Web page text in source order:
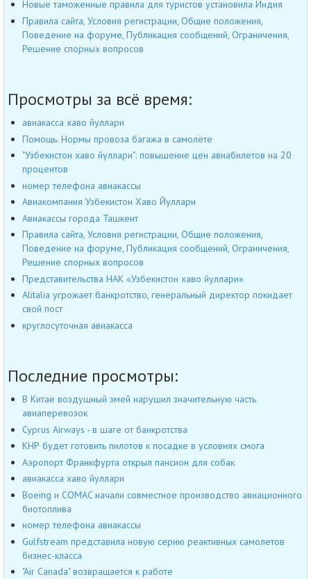
Новые таможенные правила для туристов установила Индия
Правила сайта, Условия регистрации, Общие положения,
Поведение на форуме, Публикация сообщений, Ограничения,
Решение спорных вопросов
Просмотры за всё время:
авиакасса хаво йуллари
Помощь. Нормы провоза багажа в самолёте
"Узбекистон хаво йуллари": повышение цен авиабилетов на 20
процентов
номер телефона авиакассы
Авиакомпания Узбекистон Хаво Йуллари
Авиакассы города Ташкент
Правила сайта, Условия регистрации, Общие положения,
Поведение на форуме, Публикация сообщений, Ограничения,
Решение спорных вопросов
Представительства НАК «Узбекистон хаво йуллари»
Alitalia угрожает банкротство, генеральный директор покидает
свой пост
круглосуточная авиакасса
Последние просмотры:
В Китае воздушный змей нарушил значительную часть
авиаперевозок
Cyprus Airways - в шаге от банкротства
КНР будет готовить пилотов к посадке в условиях смога
Аэропорт Франкфурта открыл пансион для собак
авиакасса хаво йуллари
Boeing и COMAC начали совместное производство авиационного
биотоплива
номер телефона авиакассы
Gulfstream представила новую серию реактивных самолетов
бизнес-класса
"Air Canada" возвращается к работе